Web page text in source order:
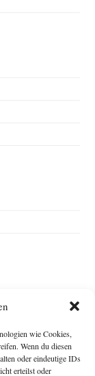
wie Cookies,
Wenn du diesen
oder eindeutige IDs
erteilst oderImpressum